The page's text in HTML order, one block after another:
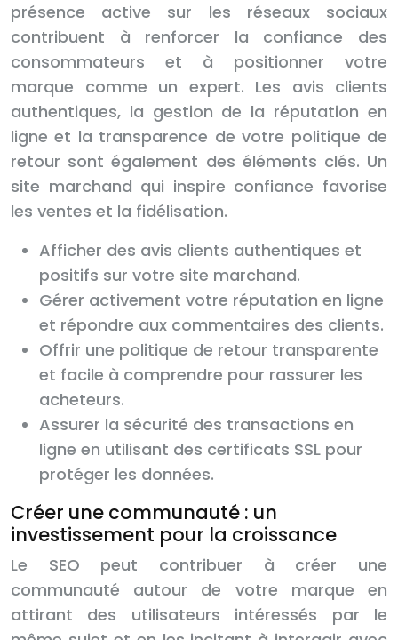
présence active sur les réseaux sociaux
contribuent à renforcer la confiance des
consommateurs et à positionner votre
marque comme un expert. Les avis clients
authentiques, la gestion de la réputation en
ligne et la transparence de votre politique de
retour sont également des éléments clés. Un
site marchand qui inspire confiance favorise
les ventes et la fidélisation.
Afficher des avis clients authentiques et
positifs sur votre site marchand.
Gérer activement votre réputation en ligne
et répondre aux commentaires des clients.
Offrir une politique de retour transparente
et facile à comprendre pour rassurer les
acheteurs.
Assurer la sécurité des transactions en
ligne en utilisant des certificats SSL pour
protéger les données.
Créer une communauté : un
investissement pour la croissance
Le SEO peut contribuer à créer une
communauté autour de votre marque en
attirant des utilisateurs intéressés par le